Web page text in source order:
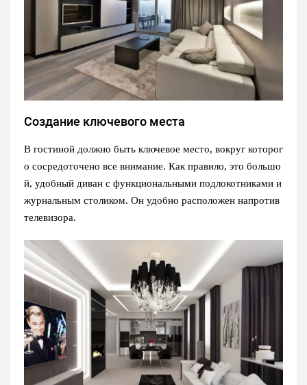
Создание ключевого места
В гостиной должно быть ключевое место, вокруг которог
о сосредоточено все внимание. Как правило, это большо
й, удобный диван с функциональными подлокотниками и
журнальным столиком. Он удобно расположен напротив
телевизора.